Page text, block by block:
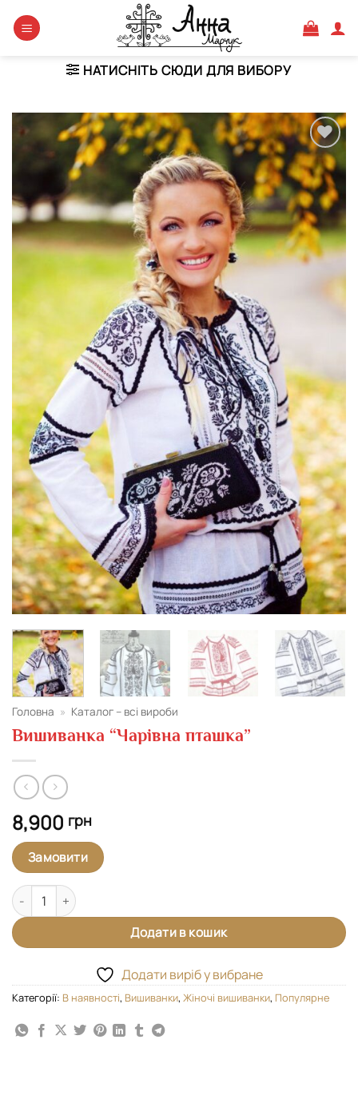
НАТИСНІТЬ СЮДИ ДЛЯ ВИБОРУ
Додати
виріб у
вибране
Головна » Каталог – всі вироби
Вишиванка “Чарівна пташка”
8,900 грн
Замовити
Вишиванка "Чарівна пташка" кількість
Додати в кошик
Додати виріб у вибране
Категорії: В наявності, Вишиванки, Жіночі вишиванки, Популярне